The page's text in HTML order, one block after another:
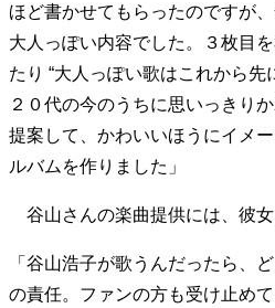
私を彩るエッセンス
60代の
70代のグランドデザイン
社会・カルチャー・マネー
地域とつながる/お金との付き合い方
ほど書かせてもらったのですが
大人っぽい内容でした。３枚目
たり “大人っぽい歌はこれから先
２０代の今のうちに思いっきり
提案して、かわいいほうにイメ
ルバムを作りました」
谷山さんの楽曲提供には、彼女
「谷山浩子が歌うんだったら、
の責任。ファンの方も受け止め